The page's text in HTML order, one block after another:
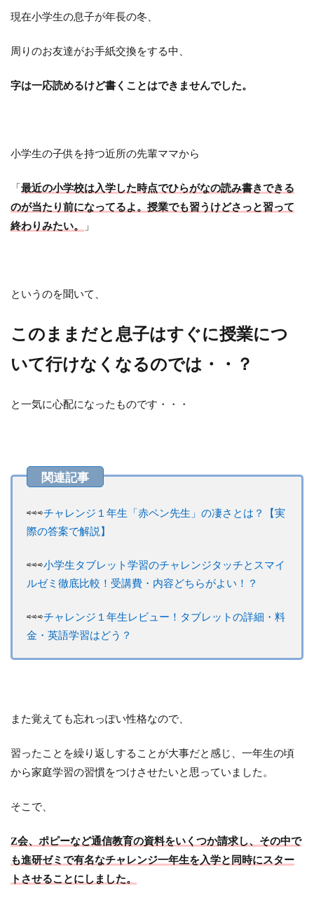
現在小学生の息子が年長の冬、
周りのお友達がお手紙交換をする中、
字は一応読めるけど書くことはできませんでした。
小学生の子供を持つ近所の先輩ママから
「最近の小学校は入学した時点でひらがなの読み書きできる
のが当たり前になってるよ。授業でも習うけどさっと習って
終わりみたい。
」
というのを聞いて、
このままだと息子はすぐに授業につ
いて行けなくなるのでは・・？
と一気に心配になったものです・・・
⇨⇨⇨チャレンジ１年生「赤ペン先生」の凄さとは？【実
際の答案で解説】
⇨⇨⇨小学生タブレット学習のチャレンジタッチとスマイ
ルゼミ徹底比較！受講費・内容どちらがよい！？
⇨⇨⇨チャレンジ１年生レビュー！タブレットの詳細・料
金・英語学習はどう？
また覚えても忘れっぽい性格なので、
習ったことを繰り返しすることが大事だと感じ、一年生の頃
から家庭学習の習慣をつけさせたいと思っていました。
そこで、
Z会、ポピーなど通信教育の資料をいくつか請求し、その中で
も進研ゼミで有名なチャレンジ一年生を入学と同時にスター
トさせることにしました。